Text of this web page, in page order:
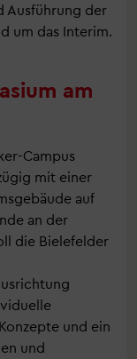
Ausführung der
um das Interim.
am
Campus
mit einer
auf
an der
die Bielefelder
und ein
und